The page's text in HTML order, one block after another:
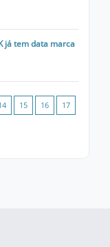
já tem data marca
15 16
17